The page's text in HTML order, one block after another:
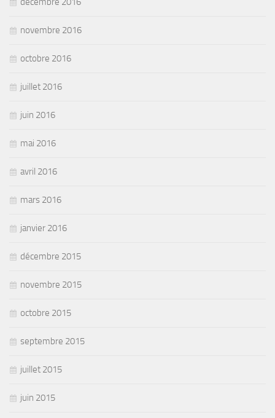
novembre 2016
octobre 2016
juillet 2016
juin 2016
mai 2016
avril 2016
mars 2016
janvier 2016
décembre 2015
novembre 2015
octobre 2015
septembre 2015
juillet 2015
juin 2015